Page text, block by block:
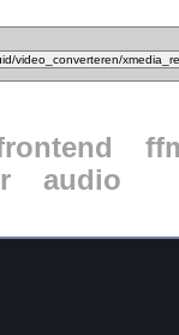
audio